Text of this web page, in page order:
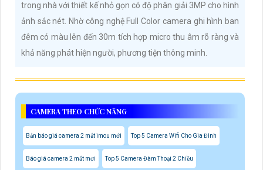
trong nhà với thiết kế nhỏ gọn có độ phân giải 3MP cho hình
ảnh sắc nét. Nhờ công nghệ Full Color camera ghi hình ban
đêm có màu lên đến 30m tích hợp micro thu âm rõ ràng và
khả năng phát hiện người, phương tiện thông minh.
CAMERA THEO CHỨC NĂNG
Bản báo giá camera 2 mắt imou mới Top 5 Camera Wifi Cho Gia Đình
Báo giá camera 2 mắt mơi Top 5 Camera Đàm Thoại 2 Chiều